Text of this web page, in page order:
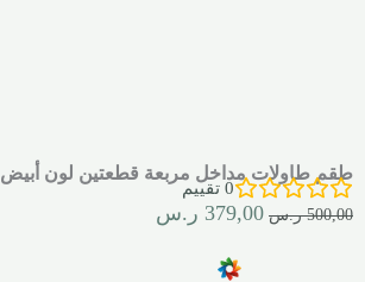
طقم طاولات مداخل مربعة قطعتين لون أبيض
0 تقييم
500,00 ر.س 379,00 ر.س